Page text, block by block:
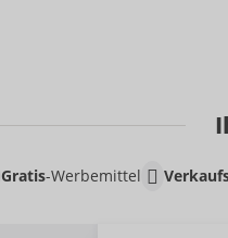
Gratis-Werbemittel